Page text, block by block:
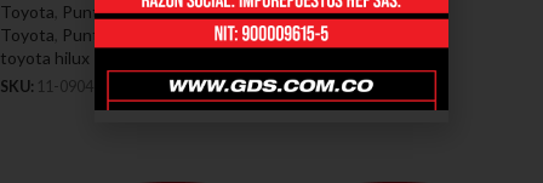
Toyota Puntas Homocineticas -
Toyota Puntas homocineticas
toyota hilux
SKU: 11-0904